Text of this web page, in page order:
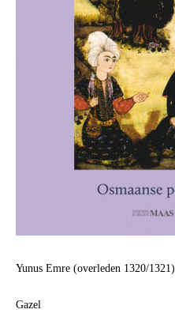
Yunus Emre (overleden 1320/1321)
Gazel